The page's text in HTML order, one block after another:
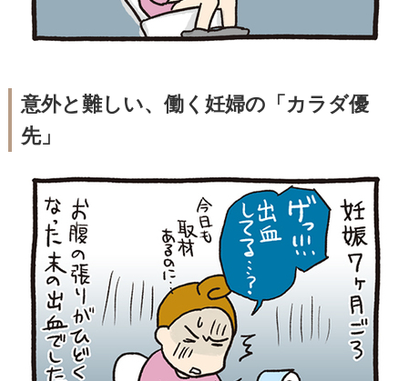
意外と難しい、働く妊婦の「カラダ優
先」